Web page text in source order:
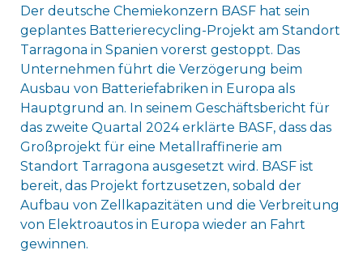
Der deutsche Chemiekonzern BASF hat sein
geplantes Batterierecycling-Projekt am Standort
Tarragona in Spanien vorerst gestoppt. Das
Unternehmen führt die Verzögerung beim
Ausbau von Batteriefabriken in Europa als
Hauptgrund an. In seinem Geschäftsbericht für
das zweite Quartal 2024 erklärte BASF, dass das
Großprojekt für eine Metallraffinerie am
Standort Tarragona ausgesetzt wird. BASF ist
bereit, das Projekt fortzusetzen, sobald der
Aufbau von Zellkapazitäten und die Verbreitung
von Elektroautos in Europa wieder an Fahrt
gewinnen.